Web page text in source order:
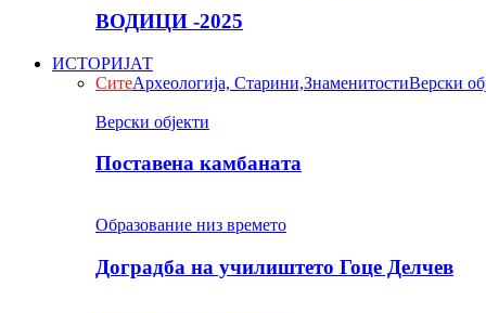
ВОДИЦИ -2025
ИСТОРИЈАТ
СитеАрхеологија, Старини,ЗнаменитостиВерски
Верски објекти
Поставена камбаната
Образование низ времето
Доградба на училиштето Гоце Делчев